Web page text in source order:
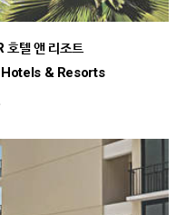
호텔 앤 리조트
& Resorts